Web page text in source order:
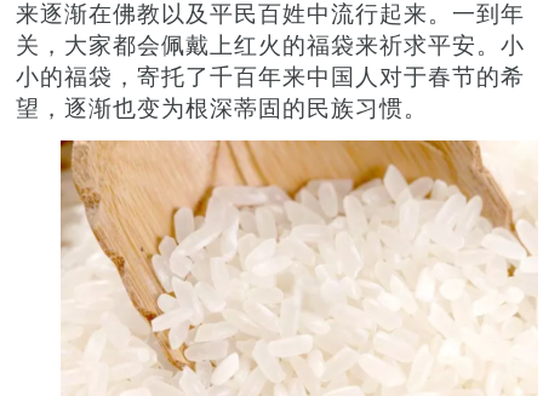
来逐渐在佛教以及平民百姓中流行起来。一到年
关，大家都会佩戴上红火的福袋来祈求平安。小
小的福袋，寄托了千百年来中国人对于春节的希
望，逐渐也变为根深蒂固的民族习惯。